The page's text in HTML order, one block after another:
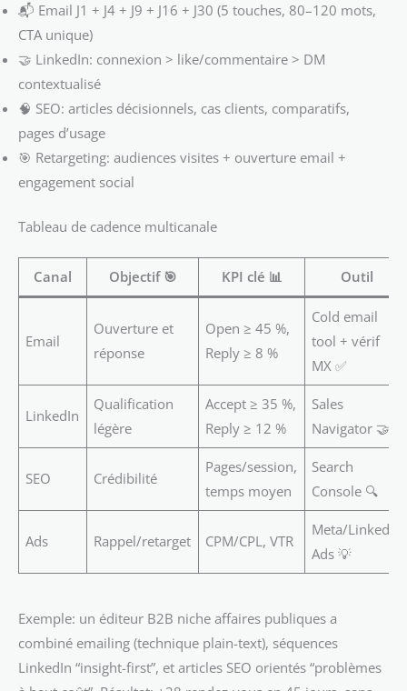
📬 Email J1 + J4 + J9 + J16 + J30 (5 touches, 80–120 mots,
CTA unique)
🤝 LinkedIn: connexion > like/commentaire > DM
contextualisé
🧠 SEO: articles décisionnels, cas clients, comparatifs,
pages d’usage
🎯 Retargeting: audiences visites + ouverture email +
engagement social
Tableau de cadence multicanale
Canal Objectif 🎯 KPI clé 📊 Outil
Email
Ouverture et
réponse
Open ≥ 45 %,
Reply ≥ 8 %
Cold email
tool + vérif
MX ✅
LinkedIn
Qualification
légère
Accept ≥ 35 %,
Reply ≥ 12 %
Sales
Navigator 🤝
SEO Crédibilité
Pages/session,
temps moyen
Search
Console 🔍
Ads Rappel/retarget CPM/CPL, VTR
Meta/LinkedIn
Ads 💡
Exemple: un éditeur B2B niche affaires publiques a
combiné emailing (technique plain-text), séquences
LinkedIn “insight-first”, et articles SEO orientés “problèmes